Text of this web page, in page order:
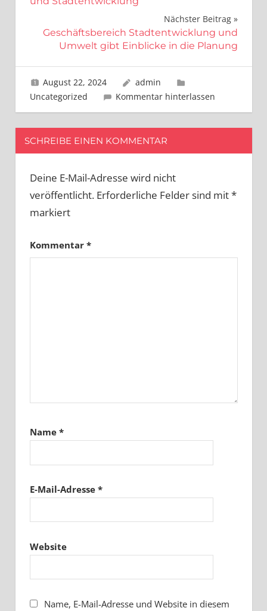
Nächster Beitrag
Geschäftsbereich Stadtentwicklung und
Umwelt gibt Einblicke in die Planung
August 22, 2024
admin
Uncategorized
Kommentar hinterlassen
SCHREIBE EINEN KOMMENTAR
Deine E-Mail-Adresse wird nicht
veröffentlicht. Erforderliche Felder sind mit*
markiert
Kommentar *
Name *
E-Mail-Adresse *
Website
Name, E-Mail-Adresse und Website in diesem